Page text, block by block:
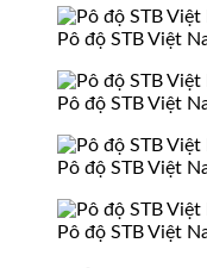
Pô độ STB Việt
Pô độ STB Việt
Pô độ STB Việt
Pô độ STB Việt